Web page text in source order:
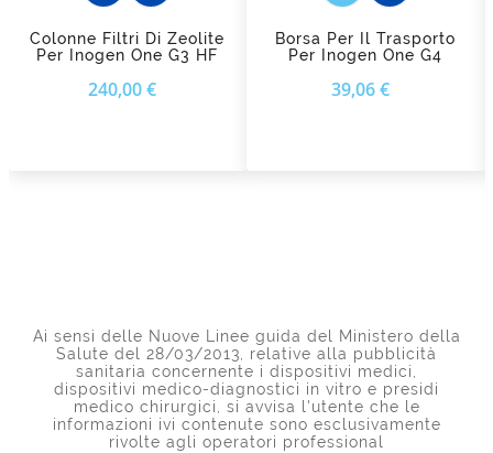
Colonne Filtri Di Zeolite
Per Inogen One G3 HF
240,00 €
Borsa Per Il Trasporto
Per Inogen One G4
39,06 €
Ai sensi delle Nuove Linee guida del Ministero della
Salute del 28/03/2013, relative alla pubblicità
sanitaria concernente i dispositivi medici,
dispositivi medico-diagnostici in vitro e presidi
medico chirurgici, si avvisa l'utente che le
informazioni ivi contenute sono esclusivamente
rivolte agli operatori professional